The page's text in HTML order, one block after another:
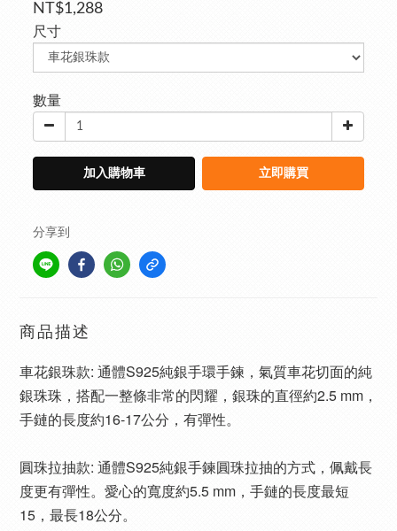
NT$1,288
尺寸
數量
加入購物車 立即購買
分享到
商品描述
車花銀珠款: 通體S925純銀手環手鍊，氣質車花切面的純
銀珠珠，搭配一整條非常的閃耀，銀珠的直徑約2.5 mm，
手鏈的長度約16-17公分，有彈性。
圓珠拉抽款: 通體S925純銀手鍊圓珠拉抽的方式，佩戴長
度更有彈性。愛心的寬度約5.5 mm，手鏈的長度最短
15，最長18公分。